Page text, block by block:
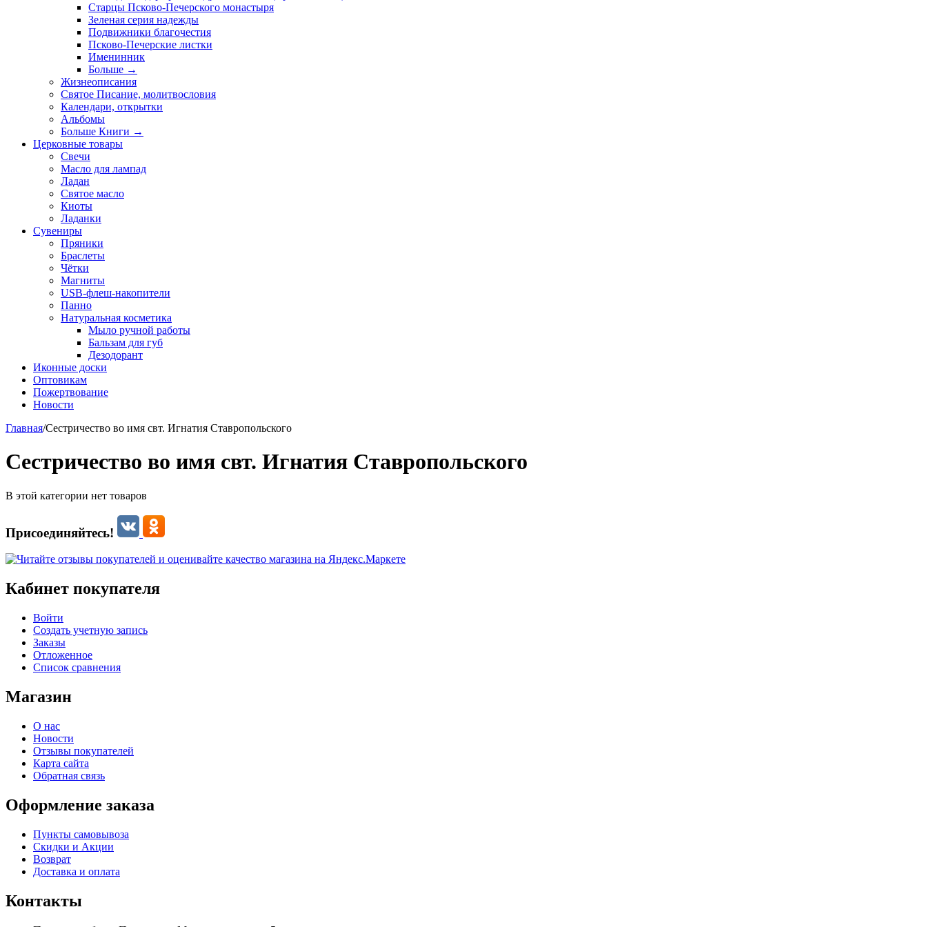
Старцы Псково-Печерского монастыря
Зеленая серия надежды
Подвижники благочестия
Псково-Печерские листки
Именинник
Больше →
Жизнеописания
Святое Писание, молитвословия
Календари, открытки
Альбомы
Больше Книги →
Церковные товары
Свечи
Масло для лампад
Ладан
Святое масло
Киоты
Ладанки
Сувениры
Пряники
Браслеты
Чётки
Магниты
USB-флеш-накопители
Панно
Натуральная косметика
Мыло ручной работы
Бальзам для губ
Дезодорант
Иконные доски
Оптовикам
Пожертвование
Новости
Главная/Сестричество во имя свт. Игнатия Ставропольского
Сестричество во имя свт. Игнатия Ставропольского
В этой категории нет товаров
Присоединяйтесь!
Кабинет покупателя
Войти
Создать учетную запись
Заказы
Отложенное
Список сравнения
Магазин
О нас
Новости
Отзывы покупателей
Карта сайта
Обратная связь
Оформление заказа
Пункты самовывоза
Скидки и Акции
Возврат
Доставка и оплата
Контакты